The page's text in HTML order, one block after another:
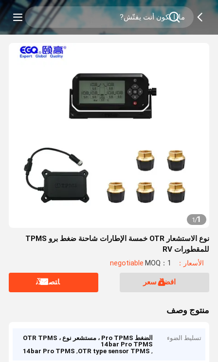
1
/
1
نوع الاستشعار OTR خمسة الإطارات شاحنة ضغط برو TPMS
للمقطورات RV
الأسعار：negotiable MOQ：1
افضل سعر ﺎﺘﺼﻟ ﺍﻶﻧ
منتوج وصف
تسليط الضوء
الضغط Pro TPMS ، مستشعر نوع OTR TPMS ،
14bar Pro TPMS
,
OTR type sensor TPMS
,
14bar Pro TPMS